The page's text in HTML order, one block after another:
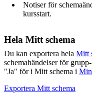
Notiser för
kursstart.
Hela Mitt schema
Du kan exportera hela Mitt
schemahändelser för
"Ja" för i Mitt schema i
Exportera Mitt schema